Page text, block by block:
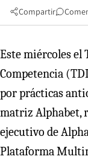
Compartir
Este miércoles el
Competencia
por prácticas
matriz Alphabet,
ejecutivo de
Plataforma